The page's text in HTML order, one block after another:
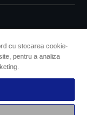
cu stocarea cookie-
pentru a analiza